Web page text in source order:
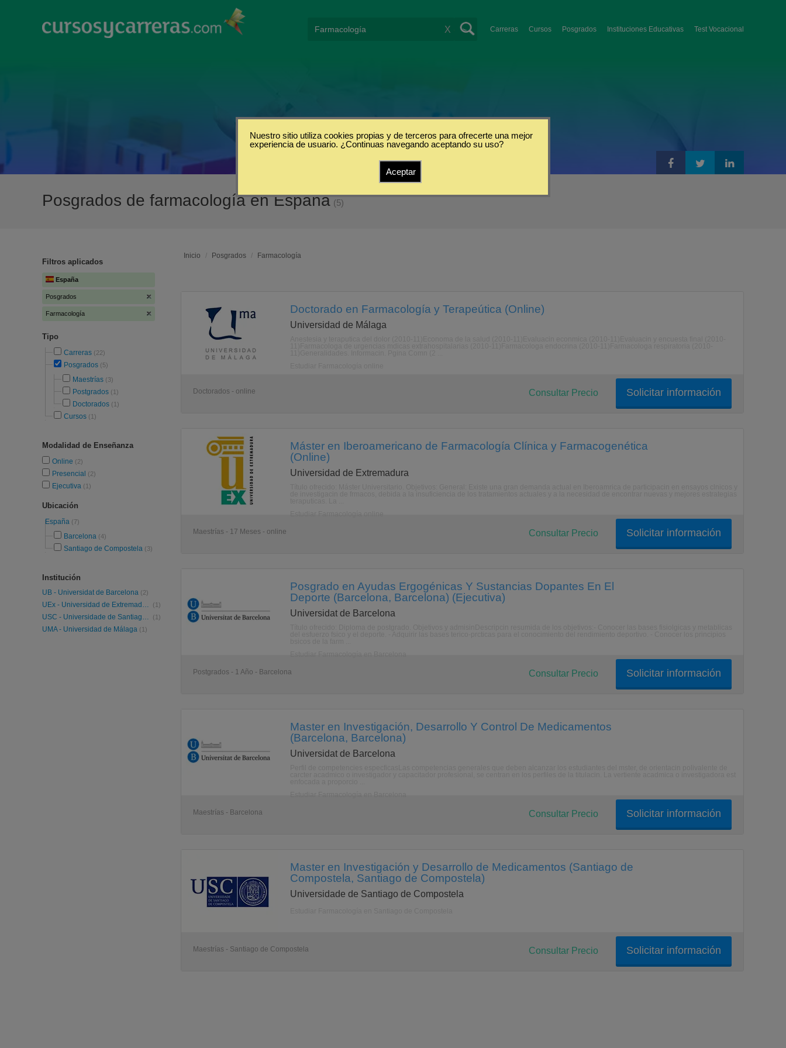
Carreras Cursos Posgrados Instituciones Educativas Test Vocacional
X
Posgrados de farmacología en España (5)
Filtros aplicados
España
Posgrados
Farmacología
Tipo
Carreras (22)
Posgrados (5)
Maestrías (3)
Postgrados (1)
Doctorados (1)
Cursos (1)
Modalidad de Enseñanza
Online (2)
Presencial (2)
Ejecutiva (1)
Ubicación
España (7)
Barcelona (4)
Santiago de Compostela (3)
Institución
UB - Universidat de Barcelona (2)
UEx - Universidad de Extremadura (1)
USC - Universidade de Santiago de Compostela (1)
UMA - Universidad de Málaga (1)
Inicio / Posgrados / Farmacología
Doctorado en Farmacología y Terapeútica (Online)
Universidad de Málaga
Doctorados - online Solicitar información
Consultar Precio
Máster en Iberoamericano de Farmacología Clínica y Farmacogenética
(Online)
Universidad de Extremadura
Maestrías - 17 Meses - online Solicitar información
Consultar Precio
Posgrado en Ayudas Ergogénicas Y Sustancias Dopantes En El
Deporte (Barcelona, Barcelona) (Ejecutiva)
Universidat de Barcelona
Postgrados - 1 Año - Barcelona Solicitar información
Consultar Precio
Master en Investigación, Desarrollo Y Control De Medicamentos
(Barcelona, Barcelona)
Universidat de Barcelona
Maestrías - Barcelona Solicitar información
Consultar Precio
Master en Investigación y Desarrollo de Medicamentos (Santiago de
Compostela, Santiago de Compostela)
Universidade de Santiago de Compostela
Maestrías - Santiago de Compostela Solicitar información
Consultar Precio
Nuestro sitio utiliza cookies propias y de terceros para ofrecerte una mejor
experiencia de usuario. ¿Continuas navegando aceptando su uso?
Aceptar